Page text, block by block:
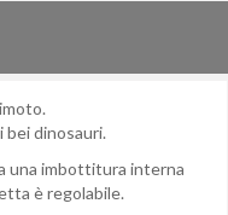
bei dinosauri.
una imbottitura interna
è regolabile.